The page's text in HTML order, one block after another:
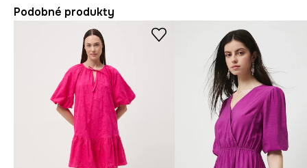
Podobné produkty